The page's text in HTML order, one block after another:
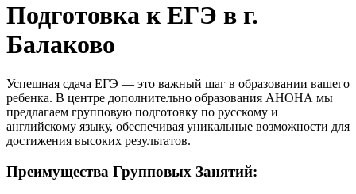
Подготовка к ЕГЭ в г.
Балаково
Успешная сдача ЕГЭ — это важный шаг в образовании вашего
ребенка. В центре дополнительно образования АНОНА мы
предлагаем групповую подготовку по русскому и
английскому языку, обеспечивая уникальные возможности для
достижения высоких результатов.
Преимущества Групповых Занятий: